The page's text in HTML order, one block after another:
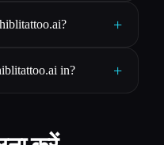
+
in? +